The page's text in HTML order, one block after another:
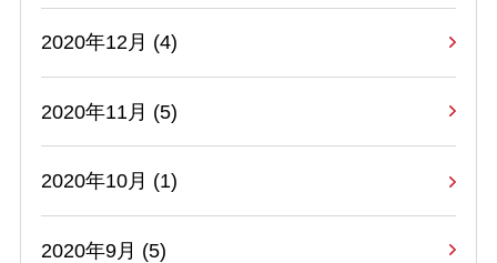
2020年12月 (4)
2020年11月 (5)
2020年10月 (1)
2020年9月 (5)